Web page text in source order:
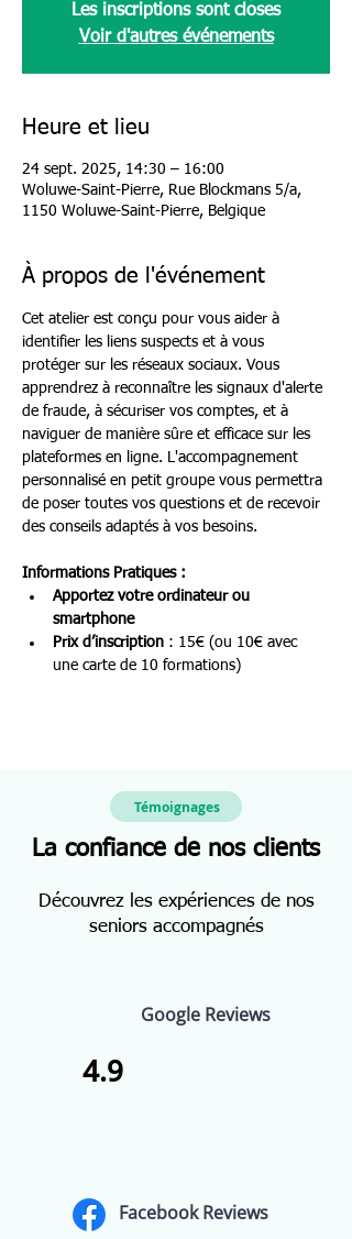
Les inscriptions sont closes
Voir d'autres événements
Heure et lieu
24 sept. 2025, 14:30 – 16:00
Woluwe-Saint-Pierre, Rue Blockmans 5/a,
1150 Woluwe-Saint-Pierre, Belgique
À propos de l'événement
Cet atelier est conçu pour vous aider à
identifier les liens suspects et à vous
protéger sur les réseaux sociaux. Vous
apprendrez à reconnaître les signaux d'alerte
de fraude, à sécuriser vos comptes, et à
naviguer de manière sûre et efficace sur les
plateformes en ligne. L'accompagnement
personnalisé en petit groupe vous permettra
de poser toutes vos questions et de recevoir
des conseils adaptés à vos besoins.
Informations Pratiques :
Apportez votre ordinateur ou
smartphone
Prix d’inscription : 15€ (ou 10€ avec
une carte de 10 formations)
Témoignages
La confiance de nos clients
Découvrez les expériences de nos
seniors accompagnés
Google Reviews
4.9
Facebook Reviews